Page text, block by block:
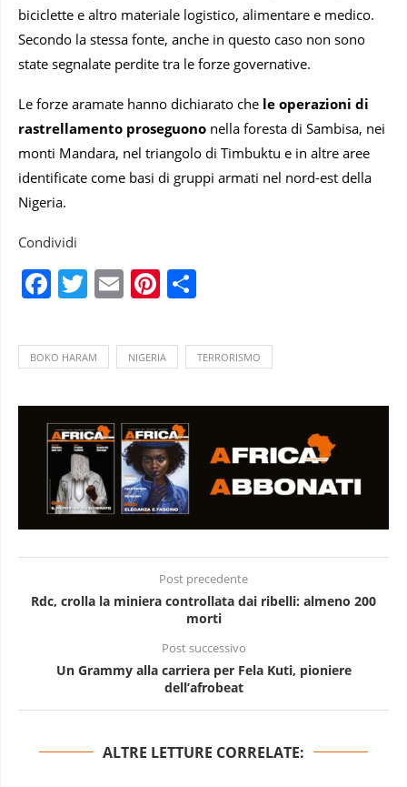
biciclette e altro materiale logistico, alimentare e medico.
Secondo la stessa fonte, anche in questo caso non sono
state segnalate perdite tra le forze governative.
Le forze aramate hanno dichiarato che le operazioni di
rastrellamento proseguono nella foresta di Sambisa, nei
monti Mandara, nel triangolo di Timbuktu e in altre aree
identificate come basi di gruppi armati nel nord-est della
Nigeria.
Condividi
Facebook
Twitter
EmailPinterest
BOKO HARAM NIGERIA TERRORISMO
Post precedente
Rdc, crolla la miniera controllata dai ribelli: almeno 200
morti
Post successivo
Un Grammy alla carriera per Fela Kuti, pioniere
dell’afrobeat
ALTRE LETTURE CORRELATE: